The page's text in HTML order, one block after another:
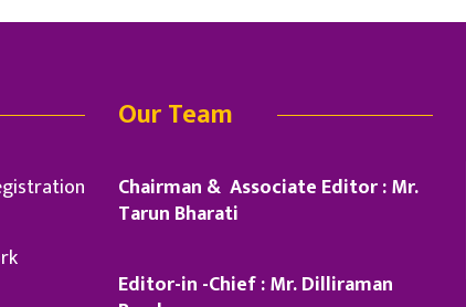
Our Team
Chairman & Associate Editor : Mr.
Tarun Bharati
Editor-in -Chief : Mr. Dilliraman